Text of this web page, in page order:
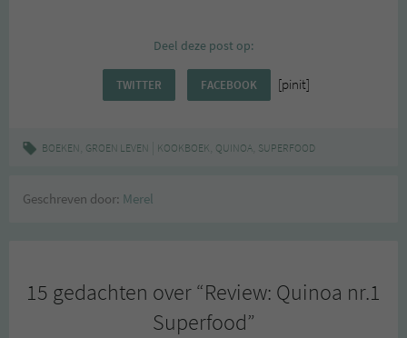
Deel deze post op:
TWITTER FACEBOOK [pinit]
BOEKEN, GROEN LEVEN KOOKBOEK, QUINOA, SUPERFOOD
Geschreven door: Merel
15 gedachten over “Review: Quinoa nr.1
Superfood”